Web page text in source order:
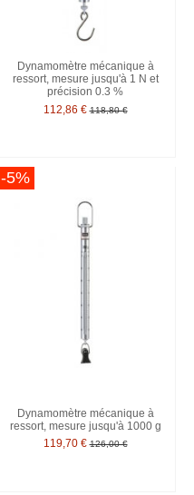
Dynamomètre mécanique à
ressort, mesure jusqu'à 1 N et
précision 0.3 %
112,86 € 118,80 €
-5%
Dynamomètre mécanique à
ressort, mesure jusqu'à 1000 g
119,70 € 126,00 €